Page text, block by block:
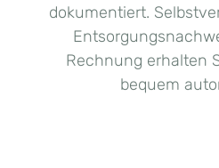
dokumentiert.
Rechnung erhalten
bequem